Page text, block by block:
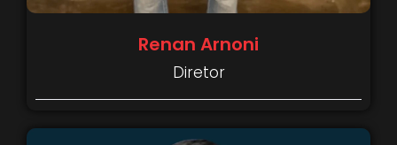
Renan Arnoni
Diretor